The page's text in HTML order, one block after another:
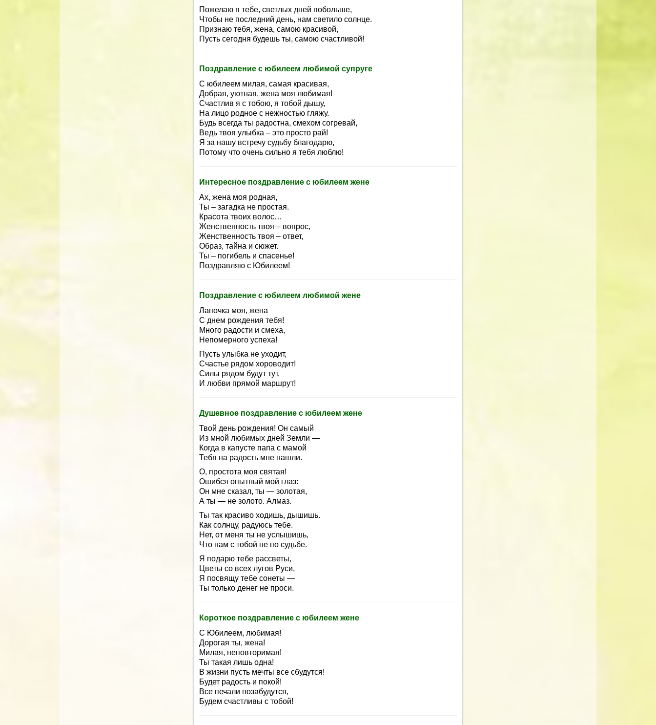
Пожелаю я тебе, светлых дней побольше,
Чтобы не последний день, нам светило солнце.
Признаю тебя, жена, самою красивой,
Пусть сегодня будешь ты, самою счастливой!
Поздравление с юбилеем любимой супруге
С юбилеем милая, самая красивая,
Добрая, уютная, жена моя любимая!
Счастлив я с тобою, я тобой дышу,
На лицо родное с нежностью гляжу.
Будь всегда ты радостна, смехом согревай,
Ведь твоя улыбка – это просто рай!
Я за нашу встречу судьбу благодарю,
Потому что очень сильно я тебя люблю!
Интересное поздравление с юбилеем жене
Ах, жена моя родная,
Ты – загадка не простая.
Красота твоих волос…
Женственность твоя – вопрос,
Женственность твоя – ответ,
Образ, тайна и сюжет.
Ты – погибель и спасенье!
Поздравляю с Юбилеем!
Поздравление с юбилеем любимой жене
Лапочка моя, жена
С днем рождения тебя!
Много радости и смеха,
Непомерного успеха!
Пусть улыбка не уходит,
Счастье рядом хороводит!
Силы рядом будут тут,
И любви прямой маршрут!
Душевное поздравление с юбилеем жене
Твой день рождения! Он самый
Из мной любимых дней Земли —
Когда в капусте папа с мамой
Тебя на радость мне нашли.
О, простота моя святая!
Ошибся опытный мой глаз:
Он мне сказал, ты — золотая,
А ты — не золото. Алмаз.
Ты так красиво ходишь, дышишь.
Как солнцу, радуюсь тебе.
Нет, от меня ты не услышишь,
Что нам с тобой не по судьбе.
Я подарю тебе рассветы,
Цветы со всех лугов Руси,
Я посвящу тебе сонеты —
Ты только денег не проси.
Короткое поздравление с юбилеем жене
С Юбилеем, любимая!
Дорогая ты, жена!
Милая, неповторимая!
Ты такая лишь одна!
В жизни пусть мечты все сбудутся!
Будет радость и покой!
Все печали позабудутся,
Будем счастливы с тобой!